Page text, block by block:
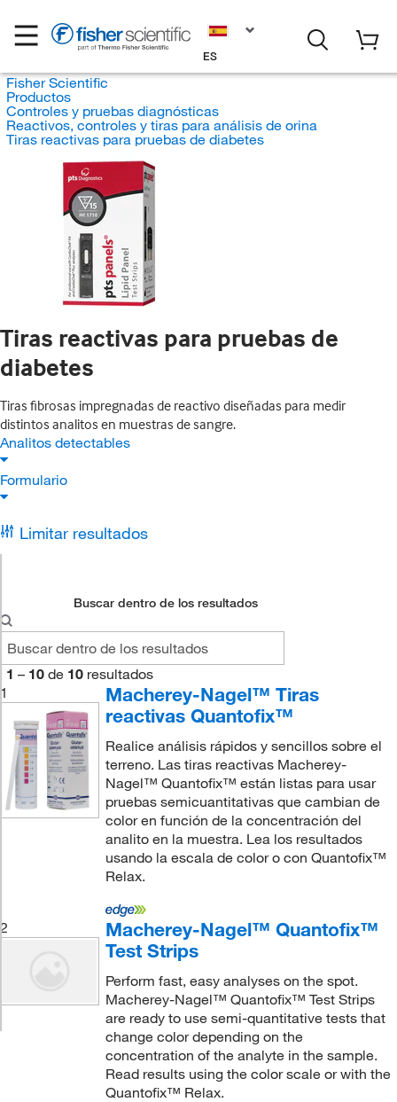
ES
Fisher Scientific
Productos
Controles y pruebas diagnósticas
Reactivos, controles y tiras para análisis de orina
Tiras reactivas para pruebas de diabetes
Tiras reactivas para pruebas de
diabetes
Tiras fibrosas impregnadas de reactivo diseñadas para medir
distintos analitos en muestras de sangre.
Analitos detectables
Formulario
Limitar resultados
Buscar dentro de los resultados
1 – 10 de 10 resultados
1
Macherey-Nagel™ Tiras
reactivas Quantofix™
Realice análisis rápidos y sencillos sobre el
terreno. Las tiras reactivas Macherey-
Nagel™ Quantofix™ están listas para usar
pruebas semicuantitativas que cambian de
color en función de la concentración del
analito en la muestra. Lea los resultados
usando la escala de color o con Quantofix™
Relax.
2
Macherey-Nagel™ Quantofix™
Test Strips
Perform fast, easy analyses on the spot.
Macherey-Nagel™ Quantofix™ Test Strips
are ready to use semi-quantitative tests that
change color depending on the
concentration of the analyte in the sample.
Read results using the color scale or with the
Quantofix™ Relax.